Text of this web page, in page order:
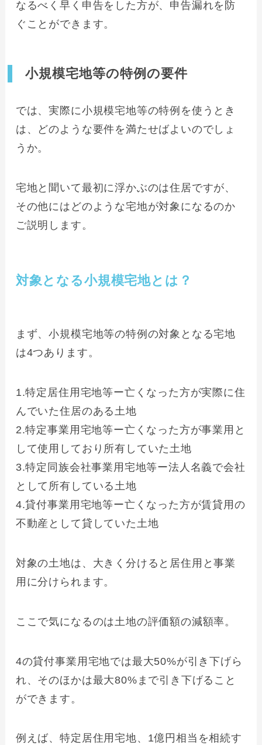
なるべく早く申告をした方が、申告漏れを防
ぐことができます。
小規模宅地等の特例の要件
では、実際に小規模宅地等の特例を使うとき
は、どのような要件を満たせばよいのでしょ
うか。
宅地と聞いて最初に浮かぶのは住居ですが、
その他にはどのような宅地が対象になるのか
ご説明します。
対象となる小規模宅地とは？
まず、小規模宅地等の特例の対象となる宅地
は4つあります。
1.特定居住用宅地等ー亡くなった方が実際に住
んでいた住居のある土地
2.特定事業用宅地等ー亡くなった方が事業用と
して使用しており所有していた土地
3.特定同族会社事業用宅地等ー法人名義で会社
として所有している土地
4.貸付事業用宅地等ー亡くなった方が賃貸用の
不動産として貸していた土地
対象の土地は、大きく分けると居住用と事業
用に分けられます。
ここで気になるのは土地の評価額の減額率。
4の貸付事業用宅地では最大50%が引き下げら
れ、そのほかは最大80%まで引き下げること
ができます。
例えば、特定居住用宅地、1億円相当を相続す